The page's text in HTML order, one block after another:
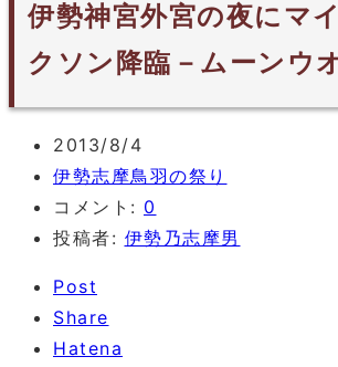
伊勢神宮外宮の夜にマ
クソン降臨－ムーンウ
2013/8/4
伊勢志摩鳥羽の祭り
コメント: 0
投稿者: 伊勢乃志摩男
Post
Share
Hatena